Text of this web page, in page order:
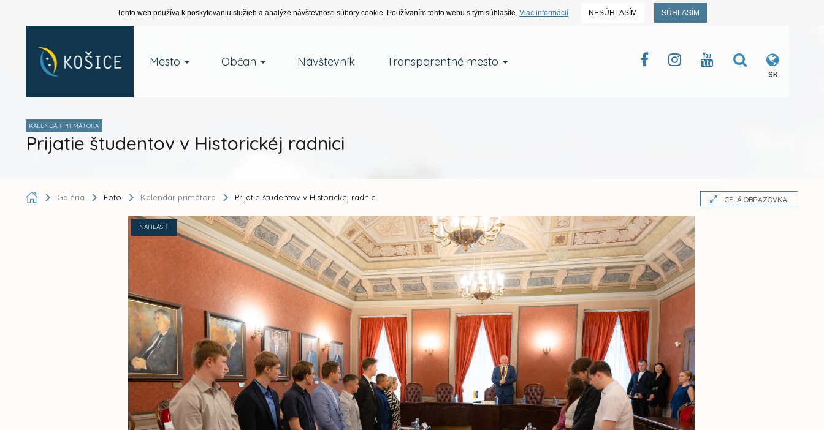
Tento web používa k poskytovaniu služieb a analýze návštevnosti súbory cookie. Používaním tohto webu s tým súhlasíte. Viac informácií NESÚHLASÍM SÚHLASÍM
Mesto Občan Návštevník Transparentné mesto
SK
KALENDÁR PRIMÁTORA
Prijatie študentov v Historickéj radnici
Galéria Foto Kalendár primátora Prijatie študentov v Historickéj radnici CELÁ OBRAZOVKA
NAHLÁSIŤ